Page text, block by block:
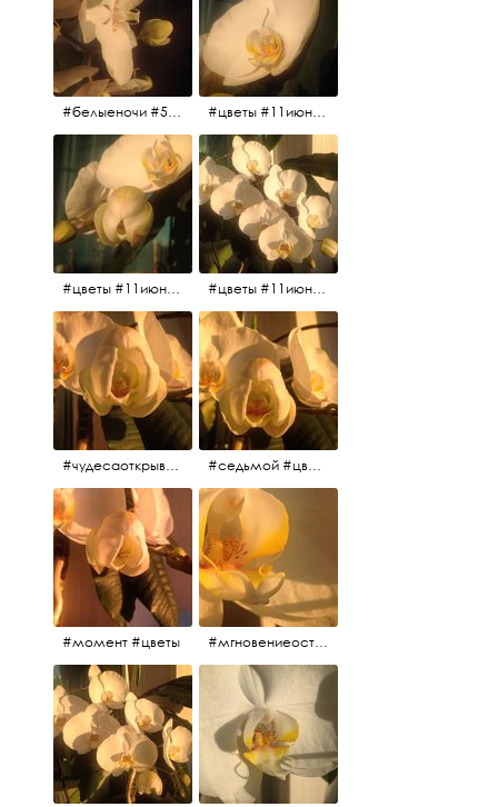
#белыеночи #5утра #11июня2017 #цветы #цветы #11июня2017 #5утра #белыеночи
#цветы #11июня2017 #цветы #11июня2017
#чудесаоткрываются #красота #чудоприроды #нежность #цветы #прекрасное #седьмой #цветы #жизньналоджии
#момент #цветы #мгновениеостановись #прекрасныймомент #жаждарасцвета